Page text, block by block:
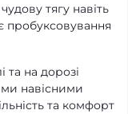
тягу навіть
пробуксовування
та на дорозі
навісними
та комфорт